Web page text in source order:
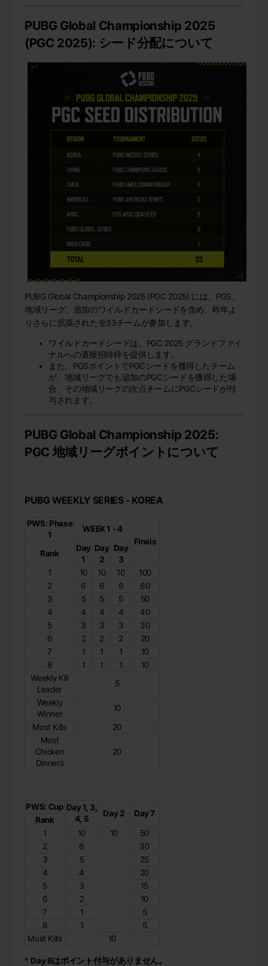
PUBG Global Championship 2025
(PGC 2025): シード分配について
PUBG Global Championship 2025 (PGC 2025) には、PGS、
地域リーグ、追加のワイルドカードシードを含め、昨年よ
りさらに拡張された全33チームが参加します。
ワイルドカードシードは、PGC 2025 グランドファイ
ナルへの直接招待枠を提供します。
また、PGSポイントでPGCシードを獲得したチーム
が、地域リーグでも追加のPGCシードを獲得した場
合、その地域リーグの次点チームにPGCシードが付
与されます。
PUBG Global Championship 2025:
PGC 地域リーグポイントについて
PUBG WEEKLY SERIES - KOREA
PWS: Phase
1
WEEK 1 - 4
Finals
Rank
Day
1
Day
2
Day
3
1
10 10 10
100
2
6 6 6
60
3
5 5 5
50
4
4 4 4
40
5
3 3 3
30
6
2 2 2
20
7
1 1 1
10
8
1 1 1
10
Weekly Kill
Leader
5
Weekly
Winner
10
Most Kills
20
Most
Chicken
Dinners
20
PWS: Cup Day 1, 3,
4, 5
Day 2 Day 7
Rank
1
10 10
50
2
6
30
3
5
25
4
4
20
5
3
15
6
2
10
7
1
5
8
1
5
Most Kills
10
* Day 6はポイント付与がありません。